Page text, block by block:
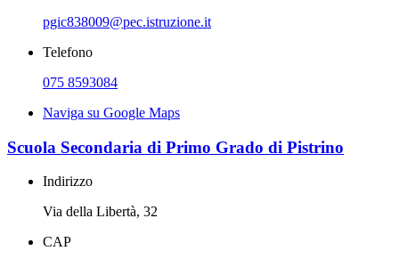
pgic838009@pec.istruzione.it
Telefono
075 8593084
Naviga su Google Maps
Scuola Secondaria di Primo Grado di Pistrino
Indirizzo
Via della Libertà, 32
CAP